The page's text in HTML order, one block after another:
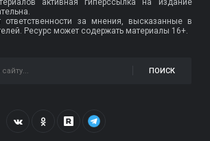
ответственности за мнения, высказанные в
Ресурс может содержать материалы 16+.
ПОИСК